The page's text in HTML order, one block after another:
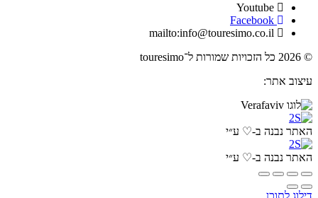
Youtube
Facebook
mailto:info@touresimo.co.il
© 2026 כל הזכויות שמורות ל־touresimo
עיצוב אתר:
האתר נבנה ב-♡ ע״י
האתר נבנה ב-♡ ע״י
דילוג לתוכן